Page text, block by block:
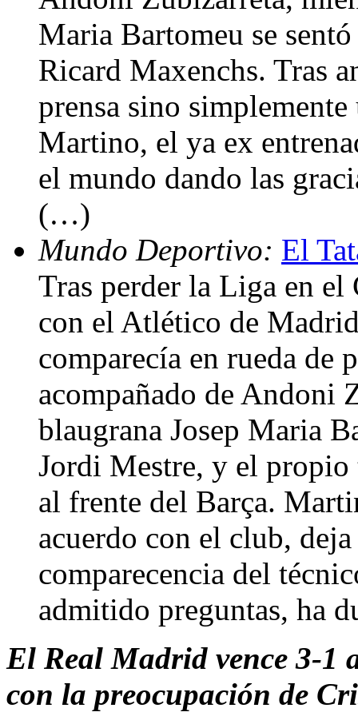
Maria Bartomeu se
Ricard Maxenchs. Tras
prensa sino
Martino, el ya ex
el mundo dando las
(…)
Mundo Deportivo: El
Tras perder la Liga en el
con el Atlético de
comparecía en rueda de
acompañado de Andoni
blaugrana Josep Maria
Jordi Mestre, y el propio
al frente del Barça.
acuerdo con el club,
comparecencia del
admitido preguntas, ha
El Real Madrid vence 3-1
con la preocupación de